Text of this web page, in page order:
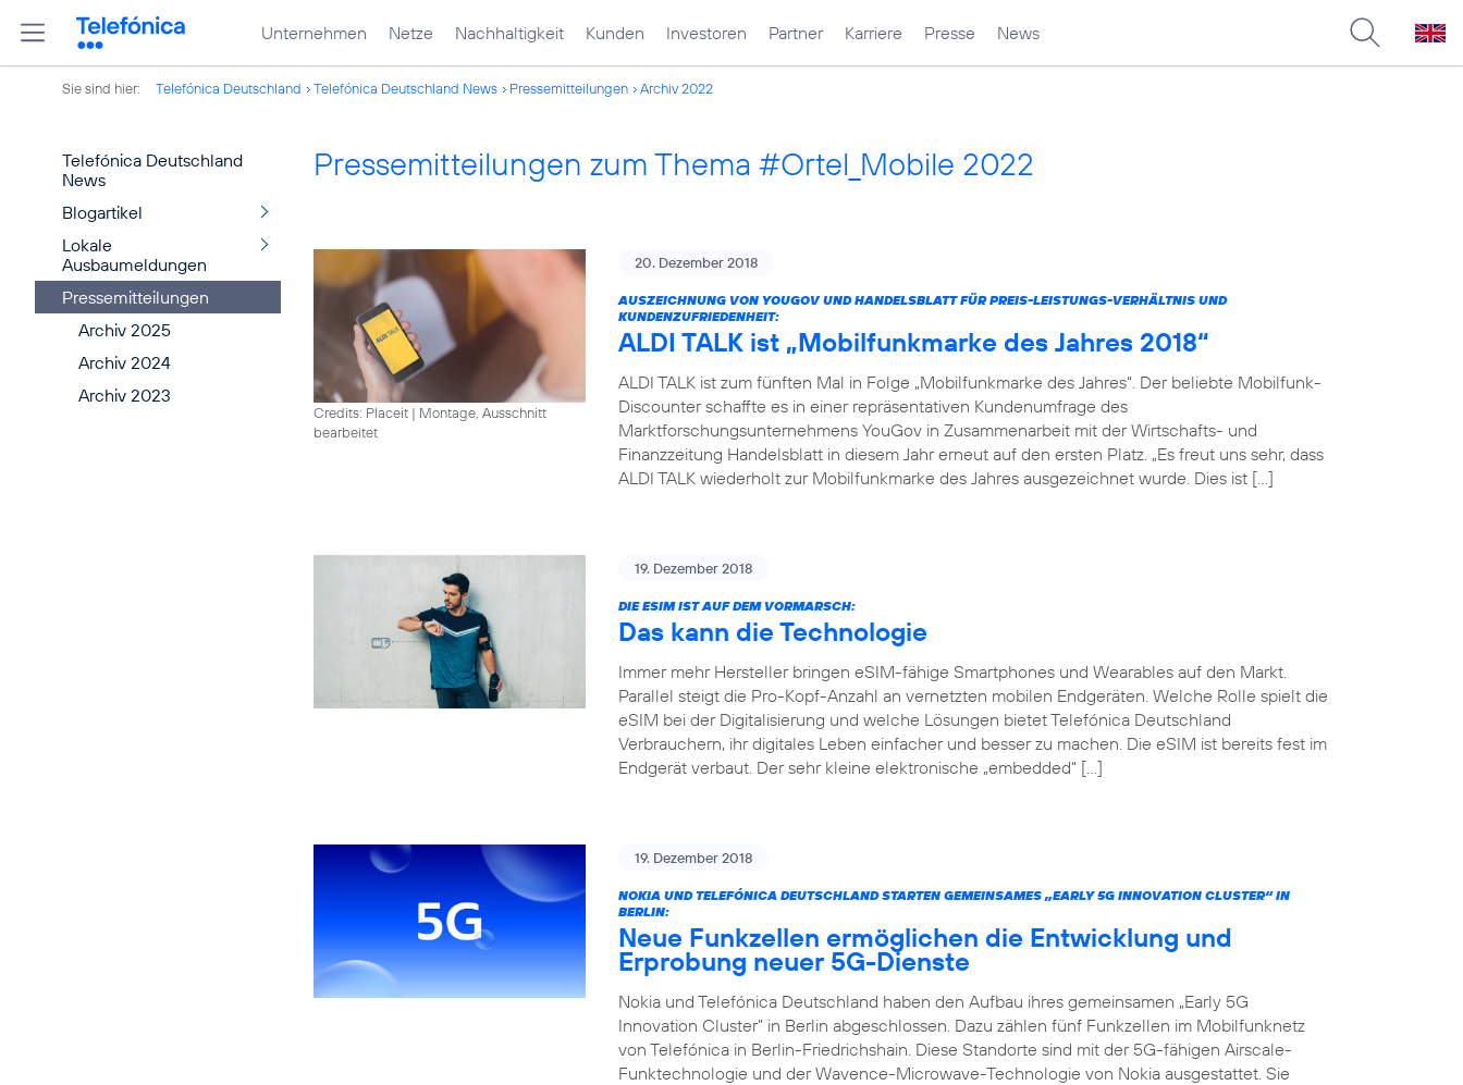
Unternehmen Netze Nachhaltigkeit Kunden Investoren Partner Karriere Presse News
Sie sind hier: Telefónica Deutschland Telefónica Deutschland News Pressemitteilungen Archiv 2022
Telefónica Deutschland
News
Blogartikel
Lokale
Ausbaumeldungen
Pressemitteilungen
Archiv 2025
Archiv 2024
Archiv 2023
Pressemitteilungen zum Thema #Ortel_Mobile 2022
Credits: Placeit | Montage, Ausschnitt
bearbeitet
20. Dezember 2018
AUSZEICHNUNG VON YOUGOV UND HANDELSBLATT FÜR PREIS-LEISTUNGS-VERHÄLTNIS UND
KUNDENZUFRIEDENHEIT:
ALDI TALK ist „Mobilfunkmarke des Jahres 2018“
ALDI TALK ist zum fünften Mal in Folge „Mobilfunkmarke des Jahres“. Der beliebte Mobilfunk-
Discounter schaffte es in einer repräsentativen Kundenumfrage des
Marktforschungsunternehmens YouGov in Zusammenarbeit mit der Wirtschafts- und
Finanzzeitung Handelsblatt in diesem Jahr erneut auf den ersten Platz. „Es freut uns sehr, dass
ALDI TALK wiederholt zur Mobilfunkmarke des Jahres ausgezeichnet wurde. Dies ist […]
19. Dezember 2018
DIE ESIM IST AUF DEM VORMARSCH:
Das kann die Technologie
Immer mehr Hersteller bringen eSIM-fähige Smartphones und Wearables auf den Markt.
Parallel steigt die Pro-Kopf-Anzahl an vernetzten mobilen Endgeräten. Welche Rolle spielt die
eSIM bei der Digitalisierung und welche Lösungen bietet Telefónica Deutschland
Verbrauchern, ihr digitales Leben einfacher und besser zu machen. Die eSIM ist bereits fest im
Endgerät verbaut. Der sehr kleine elektronische „embedded“ […]
19. Dezember 2018
NOKIA UND TELEFÓNICA DEUTSCHLAND STARTEN GEMEINSAMES „EARLY 5G INNOVATION CLUSTER“ IN
BERLIN:
Neue Funkzellen ermöglichen die Entwicklung und
Erprobung neuer 5G-Dienste
Nokia und Telefónica Deutschland haben den Aufbau ihres gemeinsamen „Early 5G
Innovation Cluster” in Berlin abgeschlossen. Dazu zählen fünf Funkzellen im Mobilfunknetz
von Telefónica in Berlin-Friedrichshain. Diese Standorte sind mit der 5G-fähigen Airscale-
Funktechnologie und der Wavence-Microwave-Technologie von Nokia ausgestattet. Sie